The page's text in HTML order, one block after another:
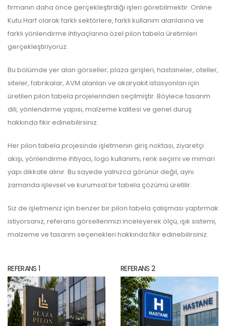
firmanın daha önce gerçekleştirdiği işleri görebilmektir. Online
Kutu Harf olarak farklı sektörlere, farklı kullanım alanlarına ve
farklı yönlendirme ihtiyaçlarına özel pilon tabela üretimleri
gerçekleştiriyoruz.
Bu bölümde yer alan görseller; plaza girişleri, hastaneler, oteller,
siteler, fabrikalar, AVM alanları ve akaryakıt istasyonları için
üretilen pilon tabela projelerinden seçilmiştir. Böylece tasarım
dili, yönlendirme yapısı, malzeme kalitesi ve genel duruş
hakkında fikir edinebilirsiniz.
Her pilon tabela projesinde işletmenin giriş noktası, ziyaretçi
akışı, yönlendirme ihtiyacı, logo kullanımı, renk seçimi ve mimari
yapı dikkate alınır. Bu sayede yalnızca görünür değil, aynı
zamanda işlevsel ve kurumsal bir tabela çözümü üretilir.
Siz de işletmeniz için benzer bir pilon tabela çalışması yaptırmak
istiyorsanız, referans görsellerimizi inceleyerek ölçü, ışık sistemi,
malzeme ve tasarım seçenekleri hakkında fikir edinebilirsiniz.
REFERANS 1 REFERANS 2